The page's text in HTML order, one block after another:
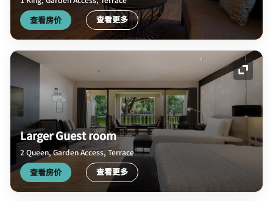
查看房价 查看更多
展开
Larger Guest room
2 Queen, Garden Access, Terrace
查看房价 查看更多